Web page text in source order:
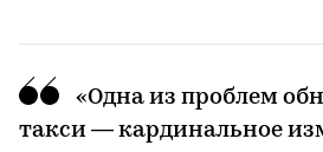
«Одна из проблем
такси — кардинальное